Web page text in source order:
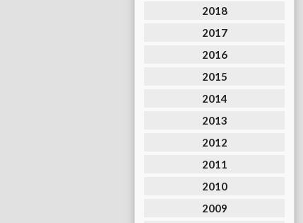
2018
2017
2016
2015
2014
2013
2012
2011
2010
2009